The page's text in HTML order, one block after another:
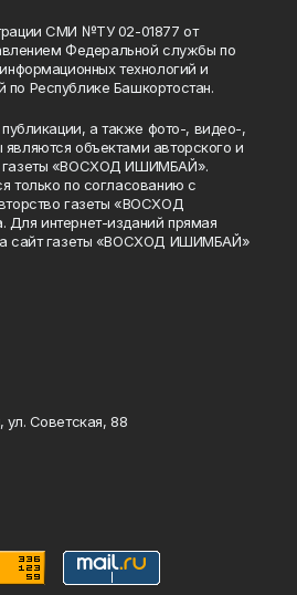
СМИ №ТУ 02-01877 от
Федеральной службы по
технологий и
Республике Башкортостан.
а также фото-, видео-,
объектами авторского и
газеты «ВОСХОД ИШИМБАЙ».
только по согласованию с
газеты «ВОСХОД
интернет-изданий прямая
сайт газеты «ВОСХОД ИШИМБАЙ»
Советская, 88